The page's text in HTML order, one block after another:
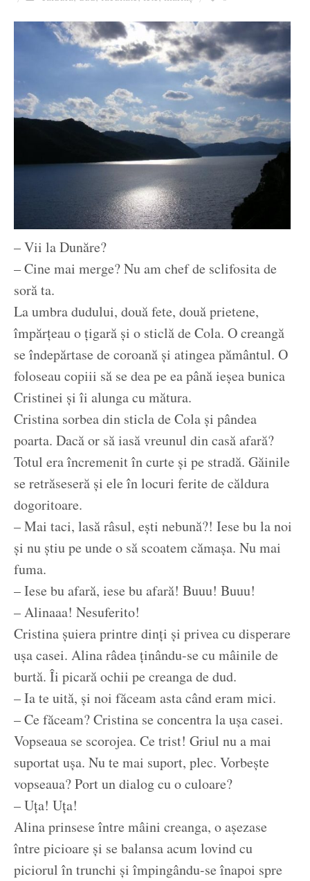
Ziua culorii
– Vii la Dunăre?
– Cine mai merge? Nu am chef de sclifosita de
soră ta.
La umbra dudului, două fete, două prietene,
împărțeau o țigară și o sticlă de Cola. O creangă
se îndepărtase de coroană și atingea pământul. O
foloseau copiii să se dea pe ea până ieșea bunica
Cristinei și îi alunga cu mătura.
Cristina sorbea din sticla de Cola și pândea
poarta. Dacă or să iasă vreunul din casă afară?
Totul era încremenit în curte și pe stradă. Găinile
se retrăseseră și ele în locuri ferite de căldura
dogoritoare.
– Mai taci, lasă râsul, ești nebună?! Iese bu la noi
și nu știu pe unde o să scoatem cămașa. Nu mai
fuma.
– Iese bu afară, iese bu afară! Buuu! Buuu!
– Alinaaa! Nesuferito!
Cristina șuiera printre dinți și privea cu disperare
ușa casei. Alina râdea ținându-se cu mâinile de
burtă. Îi picară ochii pe creanga de dud.
– Ia te uită, și noi făceam asta când eram mici.
– Ce făceam? Cristina se concentra la ușa casei.
Vopseaua se scorojea. Ce trist! Griul nu a mai
suportat ușa. Nu te mai suport, plec. Vorbește
vopseaua? Port un dialog cu o culoare?
– Uța! Uța!
Alina prinsese între mâini creanga, o așezase
între picioare și se balansa acum lovind cu
piciorul în trunchi și împingându-se înapoi spre